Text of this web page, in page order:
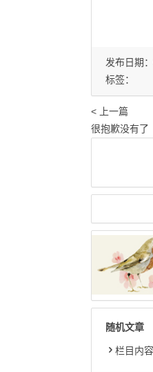
发布日期
标签：
< 上一篇
很抱歉没有了
随机文章
栏目内